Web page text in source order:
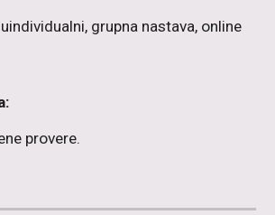
grupna nastava, online
provere.